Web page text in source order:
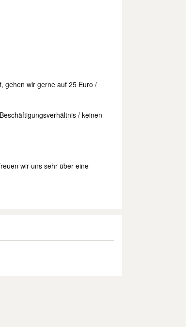
gehen wir gerne auf 25 Euro /
/ keinen
wir uns sehr über eine